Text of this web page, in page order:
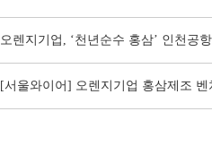
오렌지기업, ‘천년순수 홍삼’ 인천공
[서울와이어] 오렌지기업 홍삼제조